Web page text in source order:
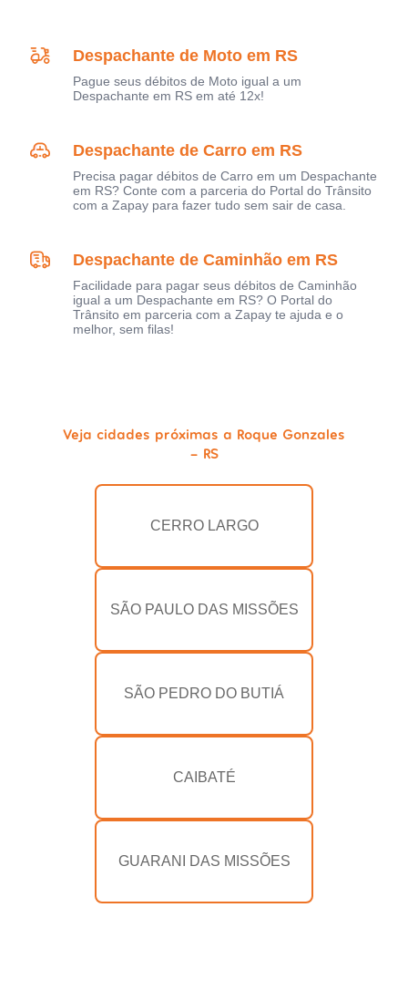
Despachante de Moto em RS
Pague seus débitos de Moto igual a um
Despachante em RS em até 12x!
Despachante de Carro em RS
Precisa pagar débitos de Carro em um Despachante
em RS? Conte com a parceria do Portal do Trânsito
com a Zapay para fazer tudo sem sair de casa.
Despachante de Caminhão em RS
Facilidade para pagar seus débitos de Caminhão
igual a um Despachante em RS? O Portal do
Trânsito em parceria com a Zapay te ajuda e o
melhor, sem filas!
Veja cidades próximas a Roque Gonzales
- RS
CERRO LARGO
SÃO PAULO DAS MISSÕES
SÃO PEDRO DO BUTIÁ
CAIBATÉ
GUARANI DAS MISSÕES